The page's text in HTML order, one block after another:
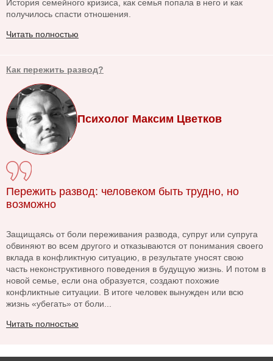
История семейного кризиса, как семья попала в него и как
получилось спасти отношения.
Читать полностью
Как пережить развод?
Психолог Максим Цветков
Пережить развод: человеком быть трудно, но
возможно
Защищаясь от боли переживания развода, супруг или супруга
обвиняют во всем другого и отказываются от понимания своего
вклада в конфликтную ситуацию, в результате уносят свою
часть неконструктивного поведения в будущую жизнь. И потом в
новой семье, если она образуется, создают похожие
конфликтные ситуации. В итоге человек вынужден или всю
жизнь «убегать» от боли...
Читать полностью